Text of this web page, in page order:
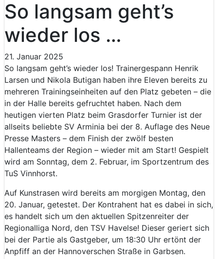
So langsam geht’s
wieder los …
21. Januar 2025
So langsam geht’s wieder los! Trainergespann Henrik
Larsen und Nikola Butigan haben ihre Eleven bereits zu
mehreren Trainingseinheiten auf den Platz gebeten – die
in der Halle bereits gefruchtet haben. Nach dem
heutigen vierten Platz beim Grasdorfer Turnier ist der
allseits beliebte SV Arminia bei der 8. Auflage des Neue
Presse Masters – dem Finish der zwölf besten
Hallenteams der Region – wieder mit am Start! Gespielt
wird am Sonntag, dem 2. Februar, im Sportzentrum des
TuS Vinnhorst.
Auf Kunstrasen wird bereits am morgigen Montag, den
20. Januar, getestet. Der Kontrahent hat es dabei in sich,
es handelt sich um den aktuellen Spitzenreiter der
Regionalliga Nord, den TSV Havelse! Dieser geriert sich
bei der Partie als Gastgeber, um 18:30 Uhr ertönt der
Anpfiff an der Hannoverschen Straße in Garbsen.